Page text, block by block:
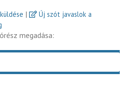
|
Új szót javaslok a
megadása: